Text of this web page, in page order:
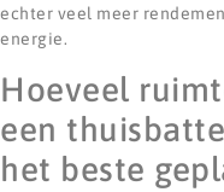
echter veel meer
energie.
Hoeveel
een
het beste